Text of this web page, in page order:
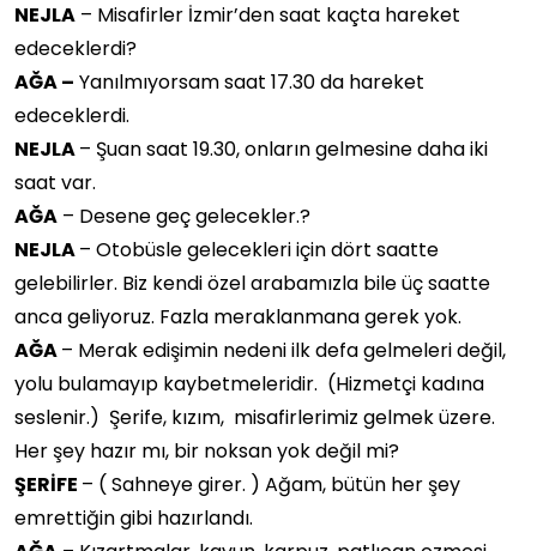
NEJLA – Misafirler İzmir’den saat kaçta hareket
edeceklerdi?
AĞA – Yanılmıyorsam saat 17.30 da hareket
edeceklerdi.
NEJLA– Şuan saat 19.30, onların gelmesine daha iki
saat var.
AĞA – Desene geç gelecekler.?
NEJLA– Otobüsle gelecekleri için dört saatte
gelebilirler. Biz kendi özel arabamızla bile üç saatte
anca geliyoruz. Fazla meraklanmana gerek yok.
AĞA– Merak edişimin nedeni ilk defa gelmeleri değil,
yolu bulamayıp kaybetmeleridir. (Hizmetçi kadına
seslenir.) Şerife, kızım, misafirlerimiz gelmek üzere.
Her şey hazır mı, bir noksan yok değil mi?
ŞERİFE – ( Sahneye girer. ) Ağam, bütün her şey
emrettiğin gibi hazırlandı.